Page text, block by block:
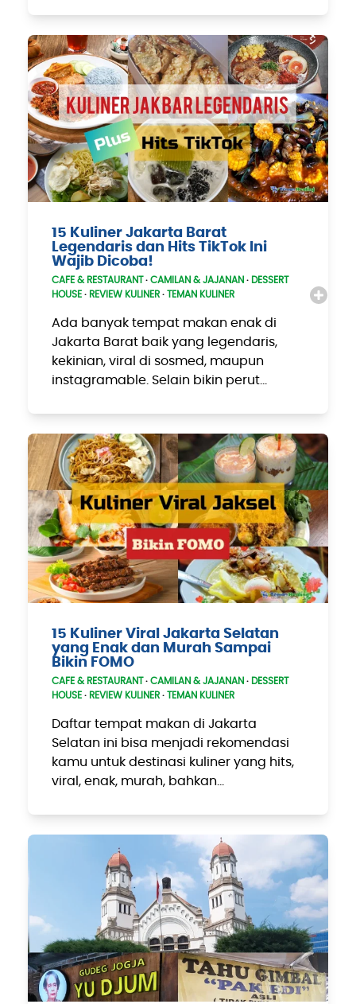
15 Kuliner Jakarta Barat
Legendaris dan Hits TikTok Ini
Wajib Dicoba!
CAFE & RESTAURANT · CAMILAN & JAJANAN · DESSERT
HOUSE· REVIEW KULINER· TEMAN KULINER
Ada banyak tempat makan enak di
Jakarta Barat baik yang legendaris,
kekinian, viral di sosmed, maupun
instagramable. Selain bikin perut…
15 Kuliner Viral Jakarta Selatan
yang Enak dan Murah Sampai
Bikin FOMO
CAFE & RESTAURANT· CAMILAN & JAJANAN · DESSERT
HOUSE· REVIEW KULINER· TEMAN KULINER
Daftar tempat makan di Jakarta
Selatan ini bisa menjadi rekomendasi
kamu untuk destinasi kuliner yang hits,
viral, enak, murah, bahkan…